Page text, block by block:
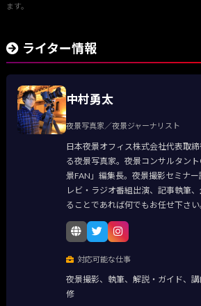
ます。
ライター情報
中村勇太
夜景写真家／夜景ジャーナリスト
日本夜景オフィス株式会社代表取
る夜景写真家。夜景コンサルタン
景FAN」編集長。夜景撮影セミナ
レビ・ラジオ番組出演、記事執筆
ることであれば何でもお任せ下さい
対応可能な仕事
夜景撮影、執筆、解説・ガイド、
修